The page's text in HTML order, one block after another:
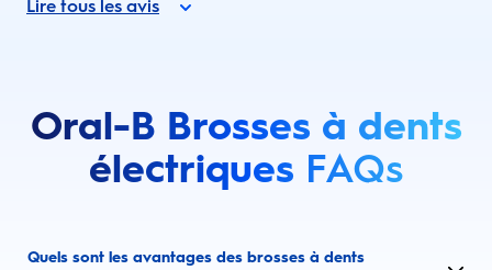
Lire tous les avis
Oral-B Brosses à dents
électriques FAQs
Quels sont les avantages des brosses à dents